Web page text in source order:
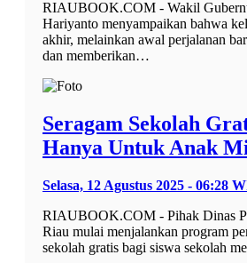
RIAUBOOK.COM - Wakil
Hariyanto menyampaikan bahwa
akhir, melainkan awal perjalanan
dan memberikan…
Seragam Sekolah
Hanya Untuk Anak
Selasa, 12 Agustus 2025 - 06:28
RIAUBOOK.COM - Pihak Dinas
Riau mulai menjalankan program
sekolah gratis bagi siswa sekolah